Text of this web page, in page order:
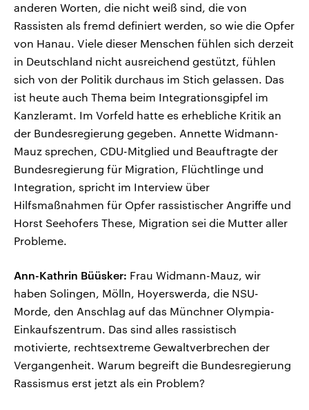
anderen Worten, die nicht weiß sind, die von
Rassisten als fremd definiert werden, so wie die Opfer
von Hanau. Viele dieser Menschen fühlen sich derzeit
in Deutschland nicht ausreichend gestützt, fühlen
sich von der Politik durchaus im Stich gelassen. Das
ist heute auch Thema beim Integrationsgipfel im
Kanzleramt. Im Vorfeld hatte es erhebliche Kritik an
der Bundesregierung gegeben. Annette Widmann-
Mauz sprechen, CDU-Mitglied und Beauftragte der
Bundesregierung für Migration, Flüchtlinge und
Integration, spricht im Interview über
Hilfsmaßnahmen für Opfer rassistischer Angriffe und
Horst Seehofers These, Migration sei die Mutter aller
Probleme.
Ann-Kathrin Büüsker: Frau Widmann-Mauz, wir
haben Solingen, Mölln, Hoyerswerda, die NSU-
Morde, den Anschlag auf das Münchner Olympia-
Einkaufszentrum. Das sind alles rassistisch
motivierte, rechtsextreme Gewaltverbrechen der
Vergangenheit. Warum begreift die Bundesregierung
Rassismus erst jetzt als ein Problem?